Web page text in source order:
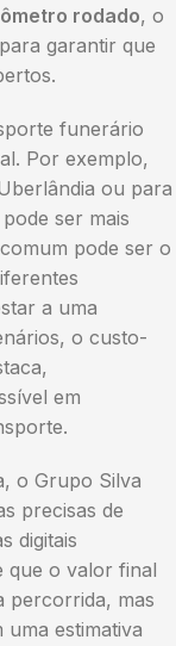
rodado, o
garantir que
funerário
Por exemplo,
ou para
ser mais
pode ser o
a uma
o custo-
em
o Grupo Silva
precisas de
digitais
que o valor final
percorrida, mas
estimativa